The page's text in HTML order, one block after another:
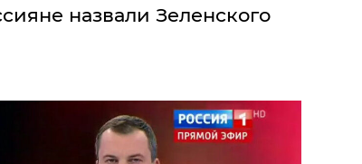
назвали Зеленского